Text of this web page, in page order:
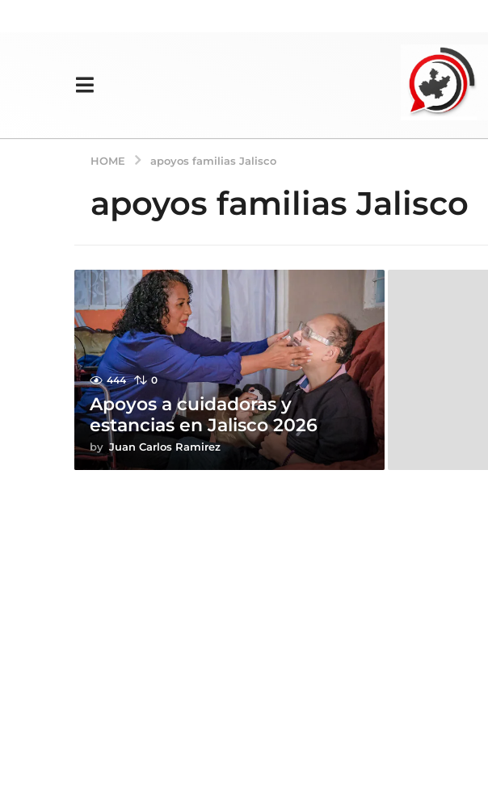
HOME apoyos familias Jalisco
apoyos familias Jalisco
444 0
Apoyos a cuidadoras y
estancias en Jalisco 2026
by Juan Carlos Ramirez